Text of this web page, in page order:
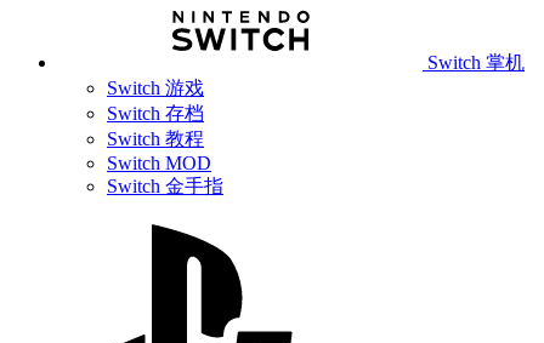
Switch 掌机
Switch 游戏
Switch 存档
Switch 教程
Switch MOD
Switch 金手指